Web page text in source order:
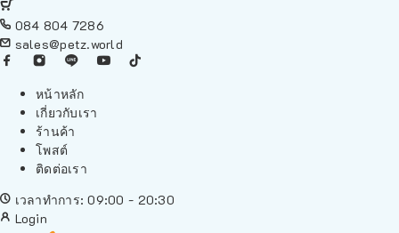
084 804 7286
sales@petz.world
หน้าหลัก
เกี่ยวกับเรา
ร้านค้า
โพสต์
ติดต่อเรา
เวลาทำการ: 09:00 - 20:30
Login